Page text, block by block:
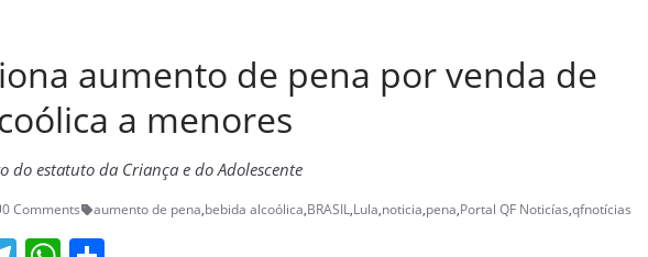
aumento de pena por venda de
a menores
do estatuto da Criança e do Adolescente
0 Comments aumento de pena,bebida alcoólica,BRASIL,Lula,noticia,pena,Portal QF Noticías,qfnotícias